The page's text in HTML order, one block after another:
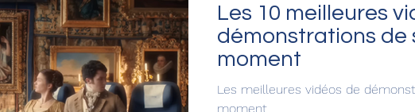
Les 10 meilleures
démonstrations de
moment
Les meilleures vidéos de
moment